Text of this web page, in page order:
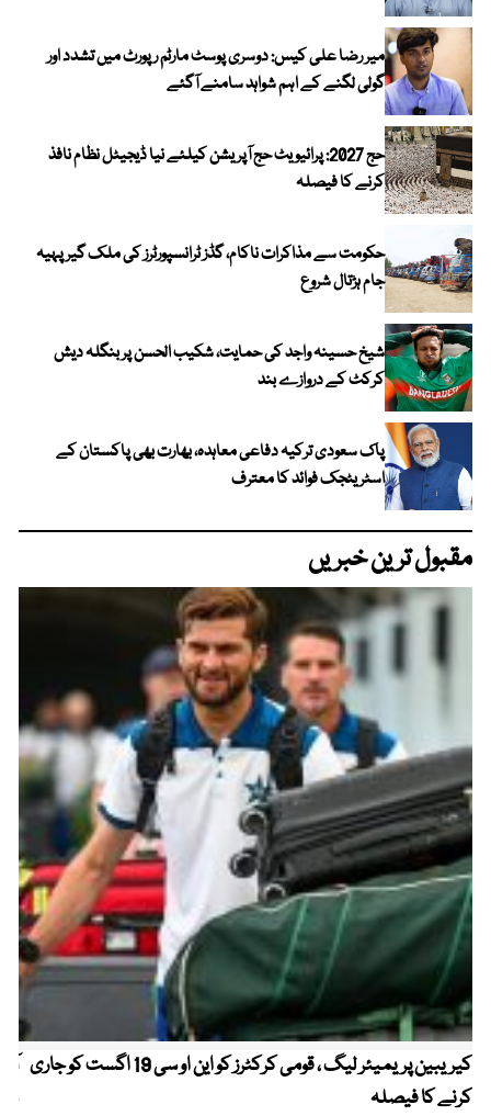
میر رضا علی کیس: دوسری پوسٹ مارٹم رپورٹ میں تشدد اور
گولی لگنے کے اہم شواہد سامنے آگئے
حج 2027: پرائیویٹ حج آپریشن کیلئے نیا ڈیجیٹل نظام نافذ
کرنے کا فیصلہ
حکومت سے مذاکرات ناکام، گڈز ٹرانسپورٹرز کی ملک گیر پہیہ
جام ہڑتال شروع
شیخ حسینہ واجد کی حمایت، شکیب الحسن پر بنگلہ دیش
کرکٹ کے دروازے بند
پاک سعودی ترکیہ دفاعی معاہدہ، بھارت بھی پاکستان کے
اسٹریٹجک فوائد کا معترف
مقبول ترین خبریں
کیریبین پریمیئر لیگ ، قومی کرکٹرز کو این او سی 19 اگست کو جاری
کرنے کا فیصلہ